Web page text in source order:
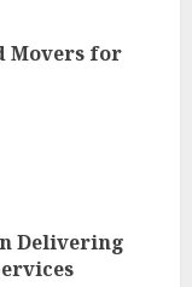
Movers for
Delivering